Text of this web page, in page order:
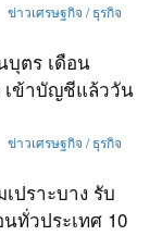
ข่าวเศรษฐกิจ / ธุรกิจ
บุตร เดือน
เข้าบัญชีแล้ววัน
ข่าวเศรษฐกิจ / ธุรกิจ
เปราะบาง รับ
ทั่วประเทศ 10